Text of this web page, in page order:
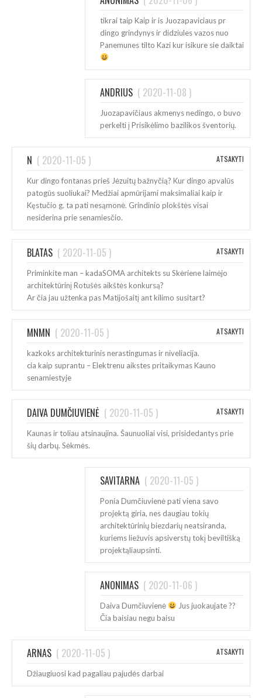
tikrai taip Kaip ir is Juozapaviciaus pr
dingo grindynys ir didziules vazos nuo
Panemunes tilto Kazi kur isikure sie daiktai
ANDRIUS ( 2020-11-08 )
Juozapavičiaus akmenys nedingo, o buvo
perkelti į Prisikėlimo bazilikos šventorių.
N ( 2020-11-05 ) ATSAKYTI
Kur dingo fontanas prieš Jėzuitų bažnyčią? Kur dingo apvalūs
patogūs suoliukai? Medžiai apmūrijami maksimaliai kaip ir
Kęstučio g. ta pati nesąmonė. Grindinio plokštės visai
nesiderina prie senamiesčio.
BLATAS ( 2020-11-05 ) ATSAKYTI
Priminkite man – kadaSOMA architekts su Skėriene laimėjo
architektūrinį Rotušės aikštės konkursą?
Ar čia jau užtenka pas Matijošaitį ant kilimo susitart?
MNMN ( 2020-11-05 ) ATSAKYTI
kazkoks architekturinis nerastingumas ir niveliacija.
cia kaip suprantu – Elektrenu aikstes pritaikymas Kauno
senamiestyje
DAIVA DUMČIUVIENĖ ( 2020-11-05 ) ATSAKYTI
Kaunas ir toliau atsinaujina. Šaunuoliai visi, prisidedantys prie
šių darbų. Sėkmės.
SAVITARNA ( 2020-11-05 )
Ponia Dumčiuvienė pati viena savo
projektą giria, nes daugiau tokių
architektūrinių biezdarių neatsiranda,
kuriems liežuvis apsiverstų tokį beviltišką
projektąliaupsinti.
ANONIMAS ( 2020-11-06 )
Daiva Dumčiuvienė
Jus juokaujate ??
Čia baisiau negu baisu
ARNAS ( 2020-11-05 ) ATSAKYTI
Džiaugiuosi kad pagaliau pajudės darbai